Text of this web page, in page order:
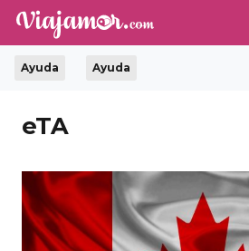
Ayuda Ayuda
eTA